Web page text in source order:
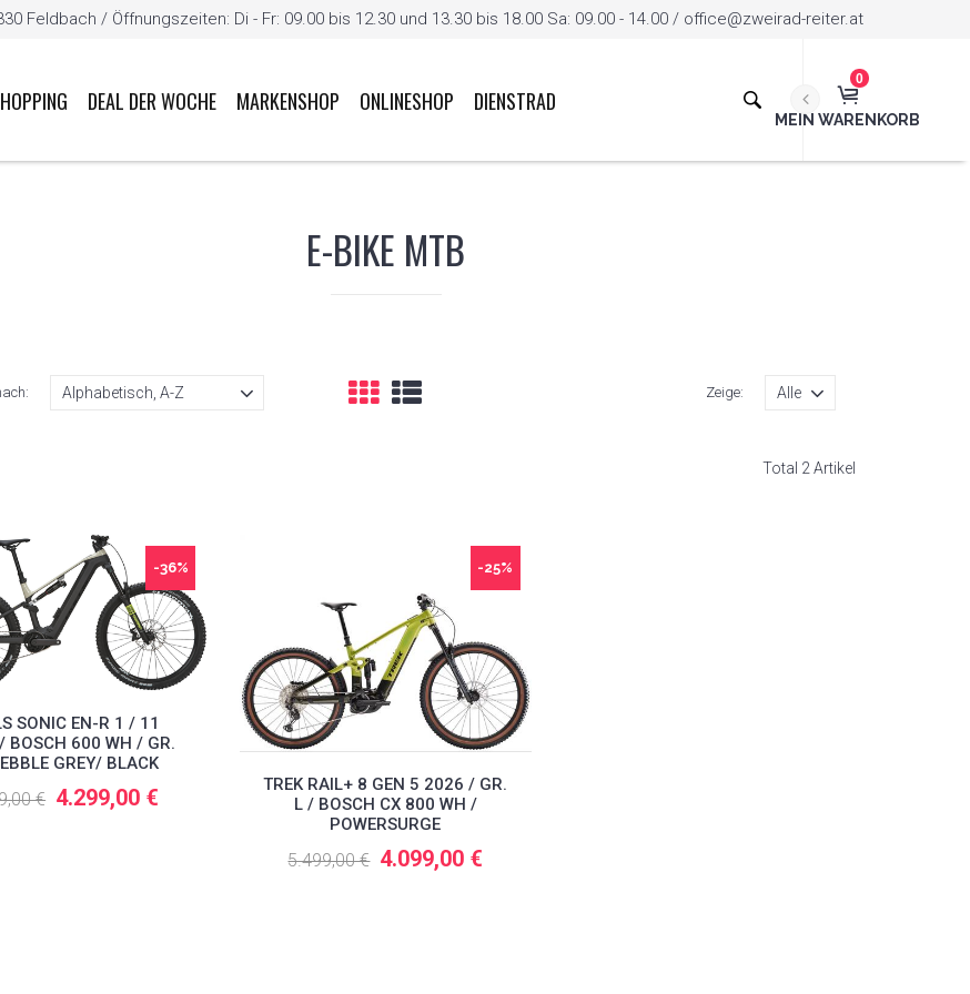
Feldbach / Öffnungszeiten: Di - Fr: 09.00 bis 12.30 und 13.30 bis 18.00 Sa: 09.00 - 14.00 / office@zweirad-reiter.at
0
MEIN WARENKORB
DEAL DER WOCHE MARKENSHOP ONLINESHOP DIENSTRAD
E-BIKE MTB
Zeige:
Total 2 Artikel
-36%
SONIC EN-R 1 / 11
BOSCH 600 WH / GR.
GREY/ BLACK
€ 4.299,00 €
-25%
TREK RAIL+ 8 GEN 5 2026 / GR.
L / BOSCH CX 800 WH /
POWERSURGE
5.499,00 € 4.099,00 €